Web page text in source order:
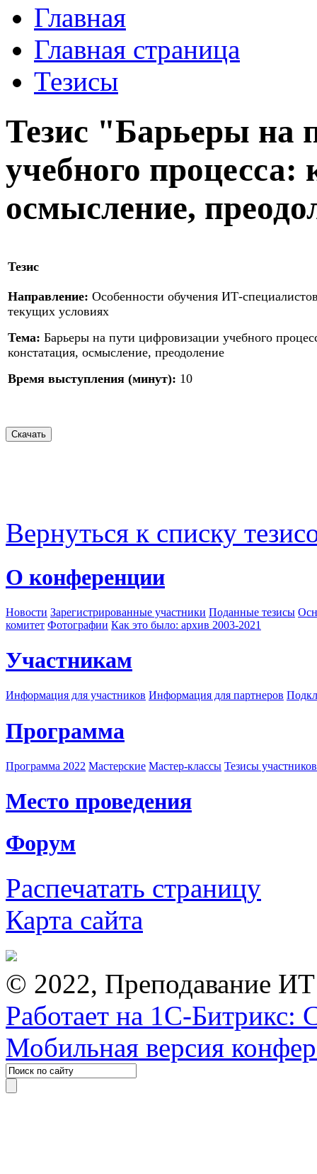
Главная
Главная страница
Тезисы
Тезис "Барьеры на
учебного процесса:
осмысление,
Тезис
Направление: Особенности обучения ИТ-
текущих условиях
Тема: Барьеры на пути цифровизации учебного
констатация, осмысление, преодоление
Время выступления (минут): 10
Вернуться к списку
О конференции
Новости Зарегистрированные участники Поданные тезисы
комитет Фотографии Как это было: архив 2003-2021
Участникам
Информация для участников Информация для партнеров
Программа
Программа 2022 Мастерские Мастер-классы Тезисы
Место проведения
Форум
Распечатать страницу
Карта сайта
© 2022, Преподавание
Работает на 1С-Битрикс:
Мобильная версия